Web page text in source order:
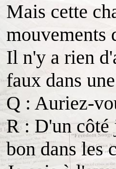
Mais cette
mouvements
Il n'y a rien
faux dans
Q : Auriez-
R : D'un côté
bon dans les